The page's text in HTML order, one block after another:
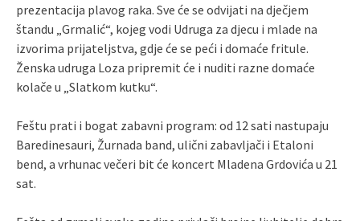
prezentacija plavog raka. Sve će se odvijati na dječjem
štandu „Grmalić“, kojeg vodi Udruga za djecu i mlade na
izvorima prijateljstva, gdje će se peći i domaće fritule.
Ženska udruga Loza pripremit će i nuditi razne domaće
kolače u „Slatkom kutku“.
Feštu prati i bogat zabavni program: od 12 sati nastupaju
Baredinesauri, Žurnada band, ulični zabavljači i Etaloni
bend, a vrhunac večeri bit će koncert Mladena Grdovića u 21
sat.